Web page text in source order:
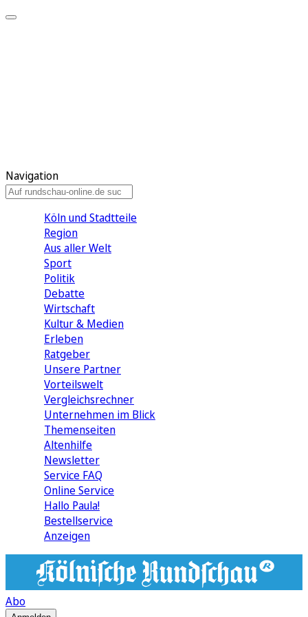
Navigation
Köln und Stadtteile
Region
Aus aller Welt
Sport
Politik
Debatte
Wirtschaft
Kultur & Medien
Erleben
Ratgeber
Unsere Partner
Vorteilswelt
Vergleichsrechner
Unternehmen im Blick
Themenseiten
Altenhilfe
Newsletter
Service FAQ
Online Service
Hallo Paula!
Bestellservice
Anzeigen
Abo